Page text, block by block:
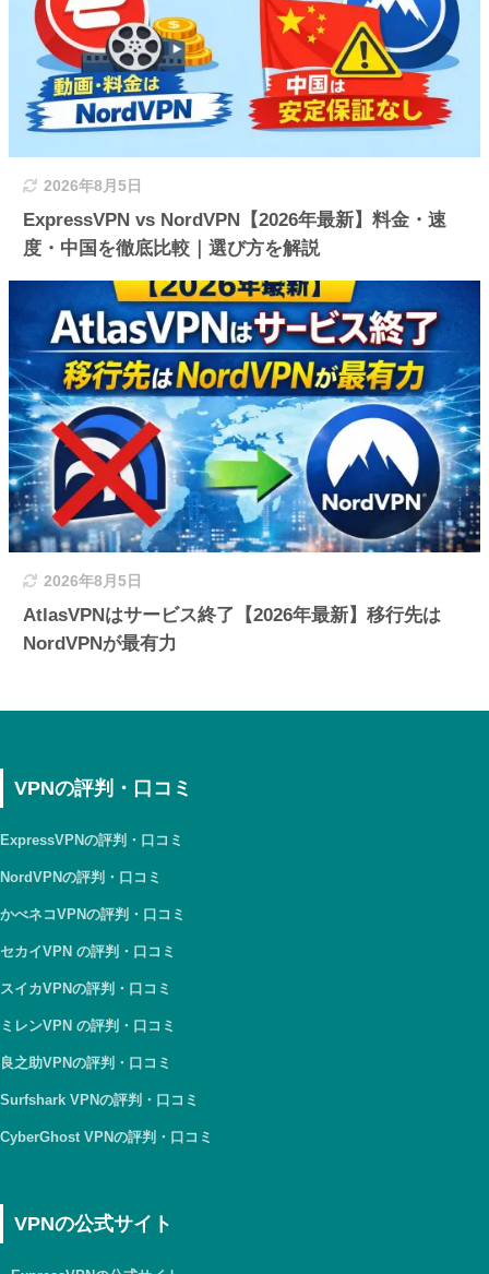
2026年8月5日
ExpressVPN vs NordVPN【2026年最新】料金・速
度・中国を徹底比較｜選び方を解説
2026年8月5日
AtlasVPNはサービス終了【2026年最新】移行先は
NordVPNが最有力
VPNの評判・口コミ
ExpressVPNの評判・口コミ
NordVPNの評判・口コミ
かべネコVPNの評判・口コミ
セカイVPN の評判・口コミ
スイカVPNの評判・口コミ
ミレンVPN の評判・口コミ
良之助VPNの評判・口コミ
Surfshark VPNの評判・口コミ
CyberGhost VPNの評判・口コミ
VPNの公式サイト